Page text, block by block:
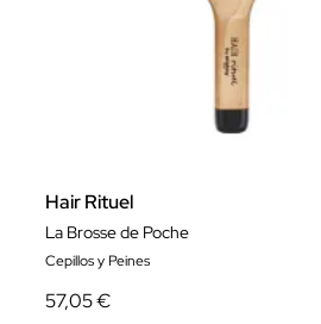
Hair Rituel
La Brosse de Poche
Cepillos y Peines
57,05 €